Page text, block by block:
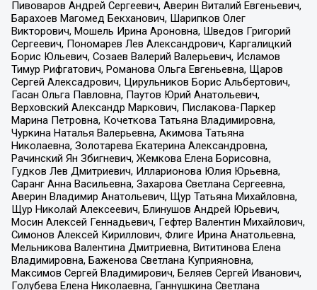
Пивоваров Андрей Сергеевич, Аверин Виталий Евгеньевич,
Барахоев Магомед Бекханович, Шарипков Олег
Викторович, Мошель Ирина Ароновна, Шведов Григорий
Сергеевич, Пономарев Лев Александрович, Каргалицкий
Борис Юльевич, Созаев Валерий Валерьевич, Исламов
Тимур Рифгатович, Романова Ольга Евгеньевна, Щаров
Сергей Алексадрович, Цирульников Борис Альбертович,
Гасан Ольга Павловна, Паутов Юрий Анатольевич,
Верховский Александр Маркович, Пислакова-Паркер
Марина Петровна, Кочеткова Татьяна Владимировна,
Чуркина Наталья Валерьевна, Акимова Татьяна
Николаевна, Золотарева Екатерина Александровна,
Рачинский Ян Збигневич, Жемкова Елена Борисовна,
Гудков Лев Дмитриевич, Илларионова Юлия Юрьевна,
Саранг Анна Васильевна, Захарова Светлана Сергеевна,
Аверин Владимир Анатольевич, Щур Татьяна Михайловна,
Щур Николай Алексеевич, Блинушов Андрей Юрьевич,
Мосин Алексей Геннадьевич, Гефтер Валентин Михайлович,
Симонов Алексей Кириллович, Флиге Ирина Анатольевна,
Мельникова Валентина Дмитриевна, Вититинова Елена
Владимировна, Баженова Светлана Куприяновна,
Максимов Сергей Владимирович, Беляев Сергей Иванович,
Голубева Елена Николаевна, Ганнушкина Светлана